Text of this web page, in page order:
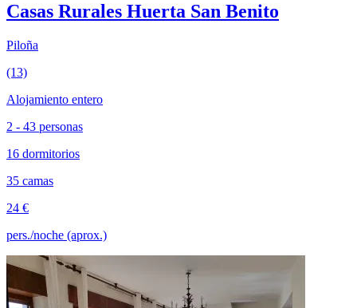
Casas Rurales Huerta San Benito
Piloña
(13)
Alojamiento entero
2 - 43 personas
16 dormitorios
35 camas
24 €
pers./noche (aprox.)